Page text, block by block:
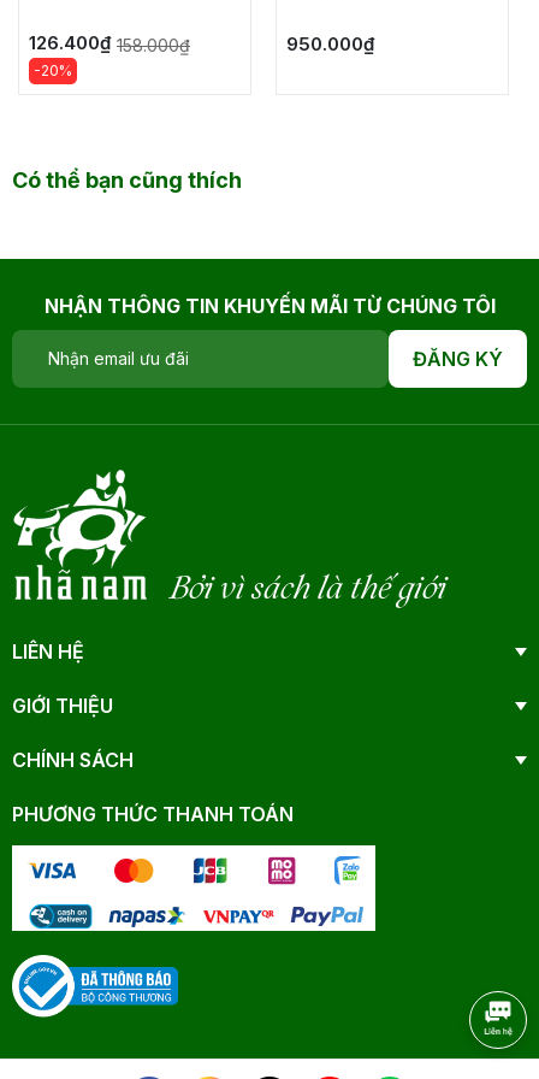
126.400₫ 158.000₫
-20%
950.000₫
Có thể bạn cũng thích
NHẬN THÔNG TIN KHUYẾN MÃI TỪ CHÚNG TÔI
ĐĂNG KÝ
Bởi vì sách là thế giới
LIÊN HỆ
GIỚI THIỆU
CHÍNH SÁCH
PHƯƠNG THỨC THANH TOÁN